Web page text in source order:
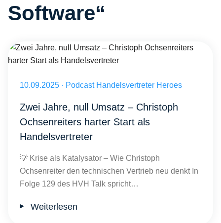
Software“
Veröffentlicht am 10.09.2025
10.09.2025 · Podcast Handelsvertreter Heroes
Zwei Jahre, null Umsatz – Christoph
Ochsenreiters harter Start als
Handelsvertreter
💡 Krise als Katalysator – Wie Christoph
Ochsenreiter den technischen Vertrieb neu denkt In
Folge 129 des HVH Talk spricht…
Weiterlesen